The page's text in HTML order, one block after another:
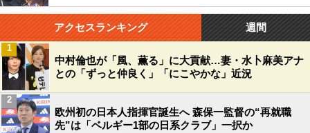
アクセスランキング 週間
中村倫也が「風、薫る」に大貢献…妻・水卜麻美アナ
との「ずっと仲良く」「にこやかな」近況
1
欧州初の日本人指揮官誕生へ 森保一監督の“再就職
先”は「ベルギー1部の日系クラブ」一択か
2